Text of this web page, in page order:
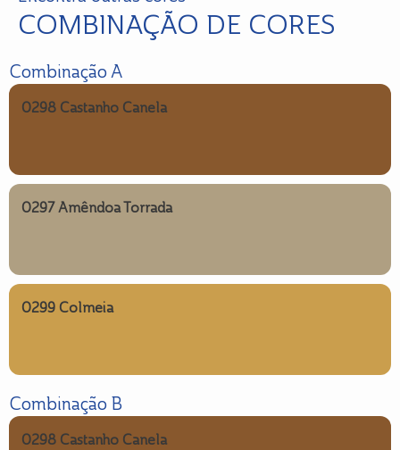
COMBINAÇÃO DE CORES
Combinação A
0298 Castanho Canela
0297 Amêndoa Torrada
0299 Colmeia
Combinação B
0298 Castanho Canela